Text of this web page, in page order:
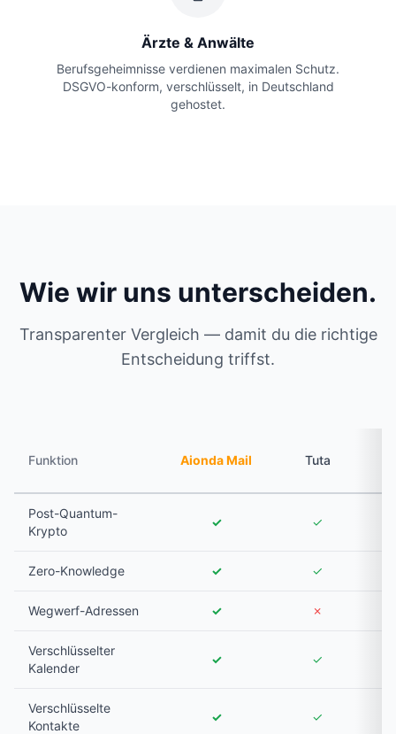
Ärzte & Anwälte
Berufsgeheimnisse verdienen maximalen Schutz.
DSGVO-konform, verschlüsselt, in Deutschland
gehostet.
Wie wir uns unterscheiden.
Transparenter Vergleich — damit du die richtige
Entscheidung triffst.
Funktion Aionda Mail Tuta
Post-Quantum-
Krypto
✓ ✓
Zero-Knowledge ✓ ✓
Wegwerf-Adressen ✓ ✗
Verschlüsselter
Kalender
✓ ✓
Verschlüsselte
Kontakte
✓ ✓